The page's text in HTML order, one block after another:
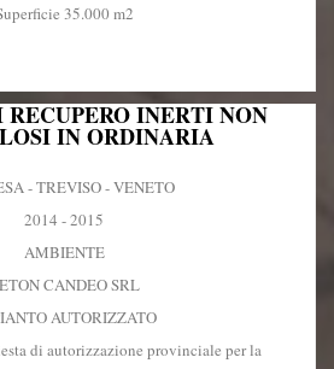
35.000 m2
INERTI NON
IN ORDINARIA
- TREVISO - VENETO
2014 - 2015
AMBIENTE
CANDEO SRL
AUTORIZZATO
di autorizzazione provinciale per la